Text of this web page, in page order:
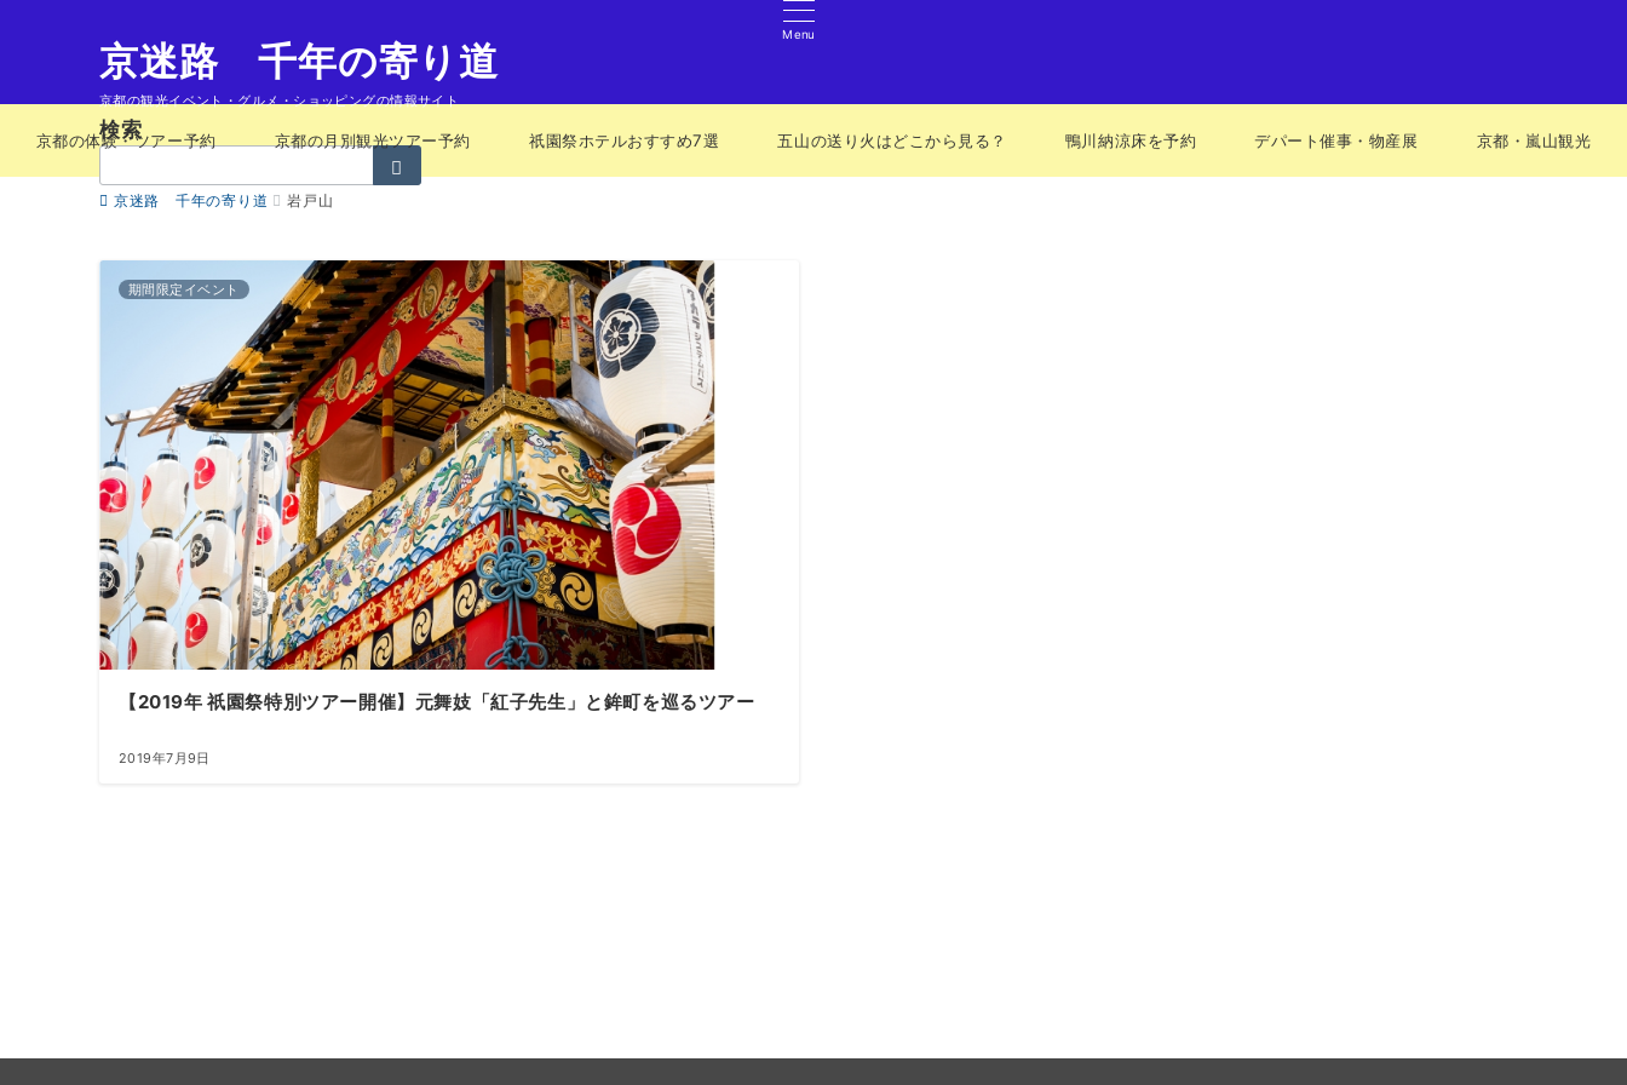
Menu
京迷路 千年の寄り道
京都の観光イベント・グルメ・ショッピングの情報サイト
検索
索：
京都の体験・ツアー予約 京都の月別観光ツアー予約 祇園祭ホテルおすすめ7選 五山の送り火はどこから見る？ 鴨川納涼床を予約 デパート催事・物産展 京都・嵐山観光
京迷路 千年の寄り道 岩戸山
期間限定イベント
【2019年 祇園祭特別ツアー開催】元舞妓「紅子先生」と鉾町を巡るツアー
2019年7月9日